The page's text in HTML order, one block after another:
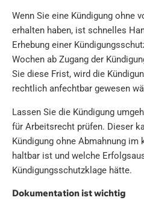
Wenn Sie eine Kündigung ohne
erhalten haben, ist schnelles
Erhebung einer
Wochen ab Zugang der
Sie diese Frist, wird die
rechtlich anfechtbar gewesen
Lassen Sie die Kündigung
für Arbeitsrecht prüfen. Dieser
Kündigung ohne Abmahnung
haltbar ist und welche
Kündigungsschutzklage hätte.
Dokumentation ist wichtig